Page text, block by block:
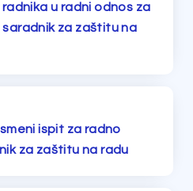
u radni odnos za
za zaštitu na
ispit za radno
za zaštitu na radu